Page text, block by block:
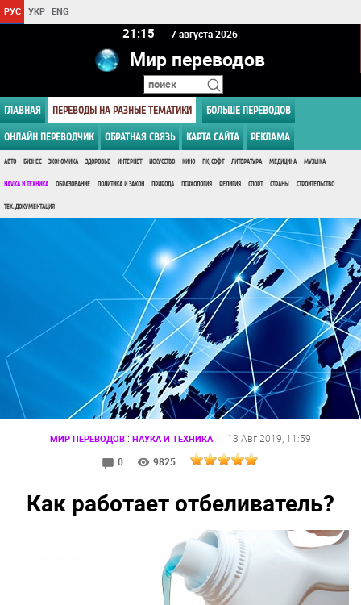
РУС УКР ENG
21 15 7 августа 2026
Мир переводов
ГЛАВНАЯ ПЕРЕВОДЫ НА РАЗНЫЕ ТЕМАТИКИ БОЛЬШЕ ПЕРЕВОДОВ
ОНЛАЙН ПЕРЕВОДЧИК ОБРАТНАЯ СВЯЗЬ КАРТА САЙТА РЕКЛАМА
АВТО БИЗНЕС ЭКОНОМИКА ЗДОРОВЬЕ ИНТЕРНЕТ ИСКУССТВО КИНО ПК, СОФТ ЛИТЕРАТУРА МЕДИЦИНА МУЗЫКА
НАУКА И ТЕХНИКА ОБРАЗОВАНИЕ ПОЛИТИКА И ЗАКОН ПРИРОДА ПСИХОЛОГИЯ РЕЛИГИЯ СПОРТ СТРАНЫ СТРОИТЕЛЬСТВО
ТЕХ. ДОКУМЕНТАЦИЯ
МИР ПЕРЕВОДОВ : НАУКА И ТЕХНИКА 13 Авг 2019 , 11:59
0
9825
Как работает отбеливатель?